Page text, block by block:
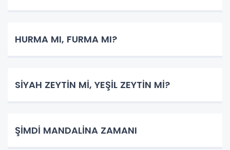
HURMA MI, FURMA MI?
SİYAH ZEYTİN Mİ, YEŞİL ZEYTİN Mİ?
ŞİMDİ MANDALİNA ZAMANI